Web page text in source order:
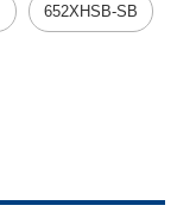
652XHSB-SB